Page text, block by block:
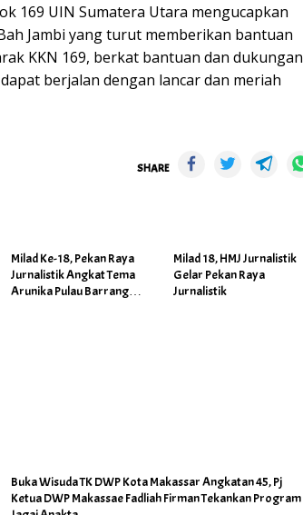
169 UIN Sumatera Utara mengucapkan
Jambi yang turut memberikan bantuan
KKN 169, berkat bantuan dan dukungan
berjalan dengan lancar dan meriah
SHARE
Milad Ke-18, Pekan Raya
Jurnalistik Angkat Tema
Arunika Pulau Barrang
Milad 18, HMJ Jurnalistik
Gelar Pekan Raya
Jurnalistik
Buka Wisuda TK DWP Kota Makassar Angkatan 45, Pj
Ketua DWP Makassae Fadliah Firman Tekankan Program